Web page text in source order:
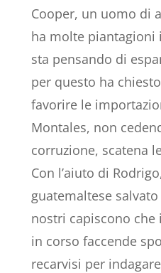
Cooper, un uomo di
ha molte piantagioni
sta pensando di
per questo ha
favorire le
Montales, non
corruzione, scatena
Con l’aiuto di
guatemaltese
nostri capiscono che
in corso faccende
recarvisi per